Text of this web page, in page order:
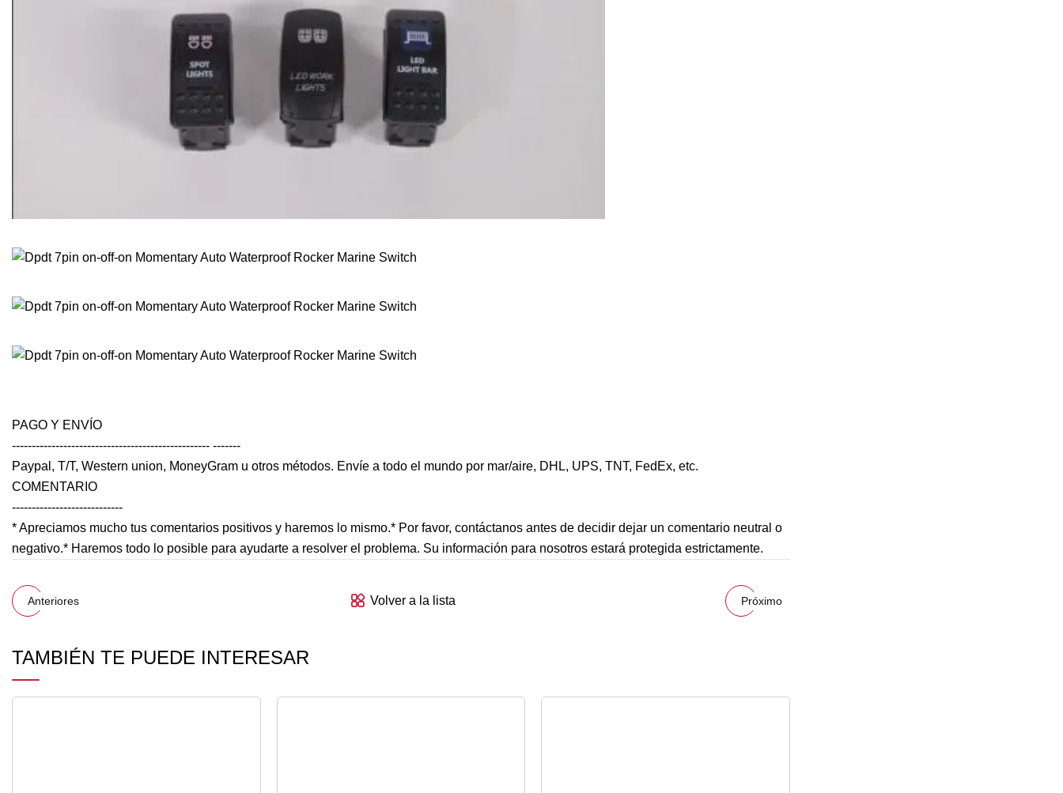
PAGO Y ENVÍO
-------------------------------------------------- -------
Paypal, T/T, Western union, MoneyGram u otros métodos. Envíe a todo el mundo por mar/aire, DHL, UPS, TNT, FedEx, etc.
COMENTARIO
----------------------------
* Apreciamos mucho tus comentarios positivos y haremos lo mismo.* Por favor, contáctanos antes de decidir dejar un comentario neutral o
negativo.* Haremos todo lo posible para ayudarte a resolver el problema. Su información para nosotros estará protegida estrictamente.
Anteriores Volver a la lista Próximo
TAMBIÉN TE PUEDE INTERESAR